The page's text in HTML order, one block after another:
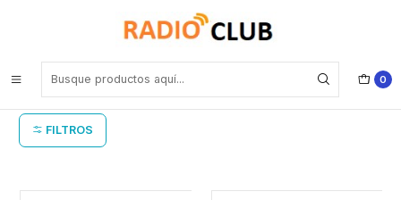
0
Radio móvil dual band digital Yaesu
Radio móvil dual band digital Yaesu
FILTROS